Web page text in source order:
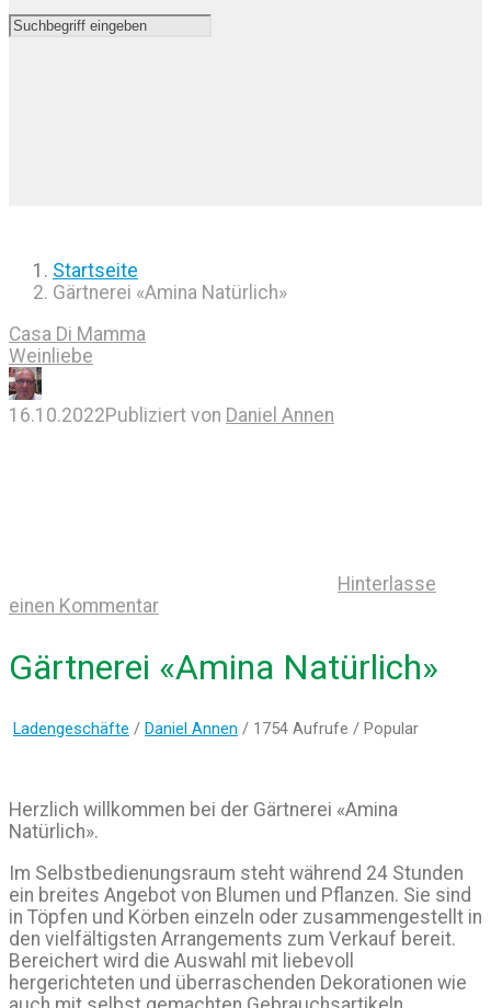
Startseite
Gärtnerei «Amina Natürlich»
Casa Di Mamma
Weinliebe
16.10.2022Publiziert von Daniel Annen
Hinterlasse
einen Kommentar
Gärtnerei «Amina Natürlich»
Ladengeschäfte / Daniel Annen / 1754 Aufrufe / Popular
Herzlich willkommen bei der Gärtnerei «Amina
Natürlich».
Im Selbstbedienungsraum steht während 24 Stunden
ein breites Angebot von Blumen und Pflanzen. Sie sind
in Töpfen und Körben einzeln oder zusammengestellt in
den vielfältigsten Arrangements zum Verkauf bereit.
Bereichert wird die Auswahl mit liebevoll
hergerichteten und überraschenden Dekorationen wie